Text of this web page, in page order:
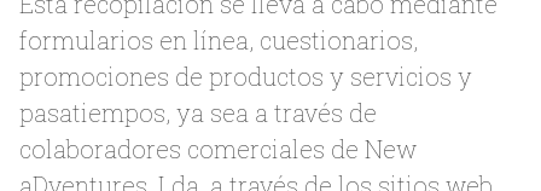
formularios en línea, cuestionarios,
promociones de productos y servicios y
pasatiempos, ya sea a través de
colaboradores comerciales de New